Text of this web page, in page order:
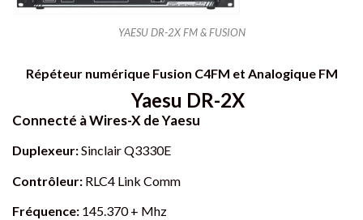
YAESU DR-2X FM & FUSION
Répéteur numérique Fusion C4FM et Analogique FM
Yaesu DR-2X
Connecté à Wires-X de Yaesu
Duplexeur:Sinclair Q3330E
Contrôleur: RLC4 Link Comm
Fréquence: 145.370 + Mhz